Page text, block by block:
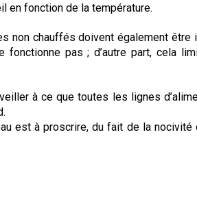
en fonction de la température.
non chauffés doivent également
fonctionne pas ; d’autre part, cela
à ce que toutes les lignes
est à proscrire, du fait de la